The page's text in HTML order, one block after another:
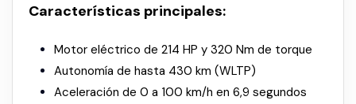
Características principales:
Motor eléctrico de 214 HP y 320 Nm de torque
Autonomía de hasta 430 km (WLTP)
Aceleración de 0 a 100 km/h en 6,9 segundos